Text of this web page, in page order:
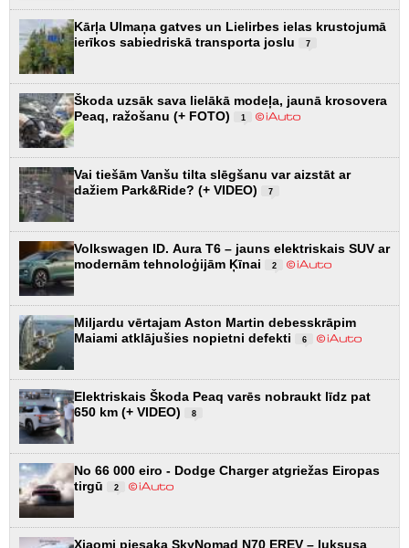
Kārļa Ulmaņa gatves un Lielirbes ielas krustojumā
ierīkos sabiedriskā transporta joslu
7
Škoda uzsāk sava lielākā modeļa, jaunā krosovera
Peaq, ražošanu (+ FOTO)
1
Vai tiešām Vanšu tilta slēgšanu var aizstāt ar
dažiem Park&Ride? (+ VIDEO)
7
Volkswagen ID. Aura T6 – jauns elektriskais SUV ar
modernām tehnoloģijām Ķīnai
2
Miljardu vērtajam Aston Martin debesskrāpim
Maiami atklājušies nopietni defekti
6
Elektriskais Škoda Peaq varēs nobraukt līdz pat
650 km (+ VIDEO)
8
No 66 000 eiro - Dodge Charger atgriežas Eiropas
tirgū
2
Xiaomi piesaka SkyNomad N70 EREV – luksusa